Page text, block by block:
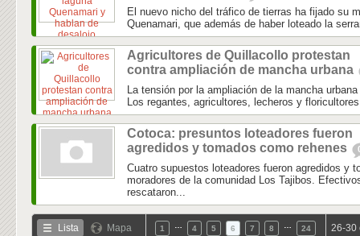
El nuevo nicho del tráfico de tierras ha fijado su
Quenamari, que además de haber loteado la
Agricultores de Quillacollo protestan
contra ampliación de mancha urbana
La tensión por la ampliación de la mancha
Los regantes, agricultores, lecheros y
Cotoca: presuntos loteadores fueron
agredidos y tomados como rehenes
Cuatro supuestos loteadores fueron agredidos y
moradores de la comunidad Los Tajibos.
rescataron...
Lista Mapa 1 4 5 6 7 8 24 26-30